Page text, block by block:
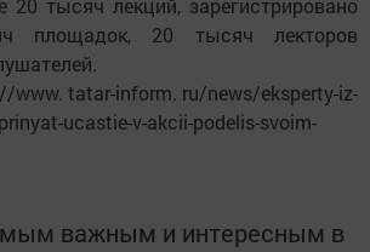
20 тысяч лекций, зарегистрировано
площадок, 20 тысяч лекторов
www. tatar-inform. ru/news/eksperty-iz-
ucastie-v-akcii-podelis-svoim-
важным и интересным в